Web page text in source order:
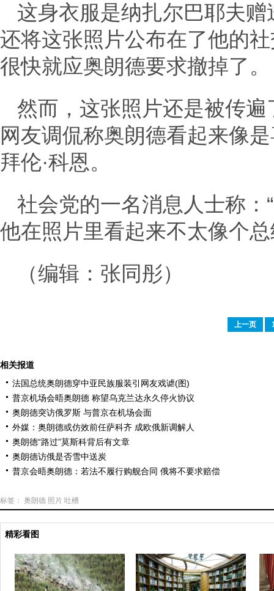
这身衣服是纳扎尔巴耶夫
还将这张照片公布在了他的
很快就应奥朗德要求撤掉了。
然而，这张照片还是被传
网友调侃称奥朗德看起来像
拜伦·科恩。
社会党的一名消息人士称
他在照片里看起来不太像个总
（编辑：张同彤）
上一页
相关报道
法国总统奥朗德穿中亚民族服装引网友戏谑(图)
普京机场会晤奥朗德 称望乌克兰达永久停火协议
奥朗德突访俄罗斯 与普京在机场会面
外媒：奥朗德或仿效前任萨科齐 成欧俄新调解人
奥朗德“路过”莫斯科背后有文章
奥朗德访俄是否雪中送炭
普京会晤奥朗德：若法不履行购舰合同 俄将不要求赔偿
标签： 奥朗德 照片 吐槽
精彩看图